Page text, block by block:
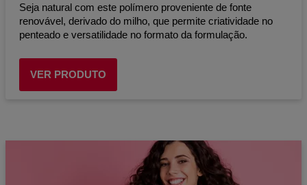
Seja natural com este polímero proveniente de fonte
renovável, derivado do milho, que permite criatividade no
penteado e versatilidade no formato da formulação.
VER PRODUTO